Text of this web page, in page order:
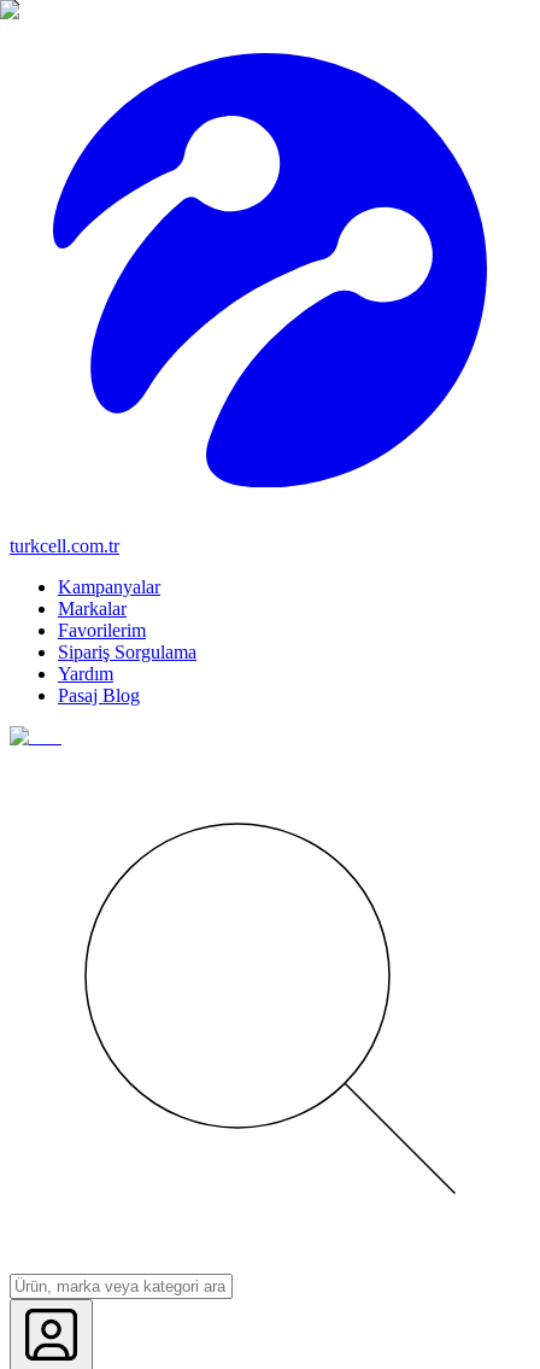
turkcell.com.tr
Kampanyalar
Markalar
Favorilerim
Sipariş Sorgulama
Yardım
Pasaj Blog